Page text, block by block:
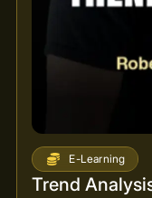
E-Learning
Trend